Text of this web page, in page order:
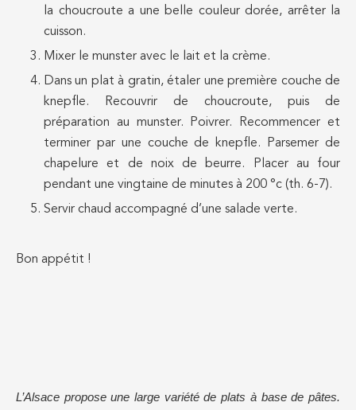
la choucroute a une belle couleur dorée, arrêter la
cuisson.
Mixer le munster avec le lait et la crème.
Dans un plat à gratin, étaler une première couche de
knepfle. Recouvrir de choucroute, puis de
préparation au munster. Poivrer. Recommencer et
terminer par une couche de knepfle. Parsemer de
chapelure et de noix de beurre. Placer au four
pendant une vingtaine de minutes à 200 °c (th. 6-7).
Servir chaud accompagné d’une salade verte.
Bon appétit !
L’Alsace propose une large variété de plats à base de pâtes.